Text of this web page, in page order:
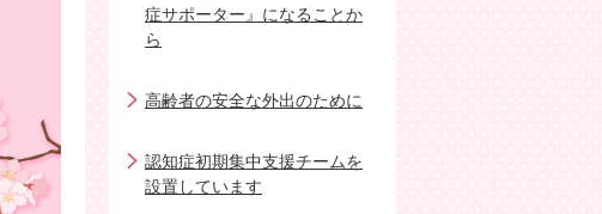
症サポーター』になることか
ら
高齢者の安全な外出のために
認知症初期集中支援チームを
設置しています